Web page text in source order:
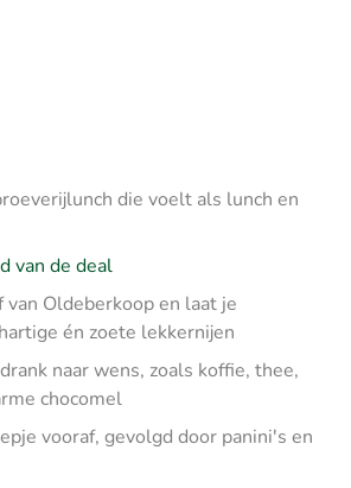
die voelt als lunch en
van de deal
van Oldeberkoop en laat je
én zoete lekkernijen
naar wens, zoals koffie, thee,
chocomel
vooraf, gevolgd door panini's en